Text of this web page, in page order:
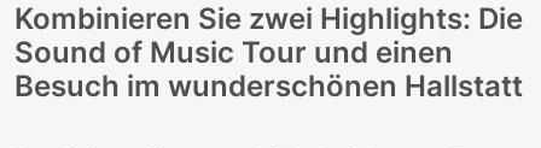
Kombinieren Sie zwei Highlights: Die
Sound of Music Tour und einen
Besuch im wunderschönen Hallstatt